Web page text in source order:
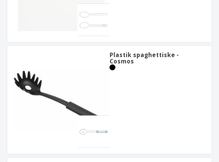
Plastik spaghettiske -
Cosmos